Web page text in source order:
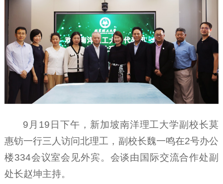
9月19日下午，新加坡南洋理工大学副校长莫
惠钫一行三人访问北理工，副校长魏一鸣在2号办公
楼334会议室会见外宾。会谈由国际交流合作处副
处长赵坤主持。